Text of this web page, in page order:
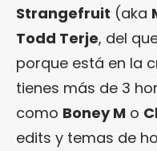
Strangefruit (aka
Todd Terje, del
porque está en la
tienes más de 3
como Boney M o
edits y temas de